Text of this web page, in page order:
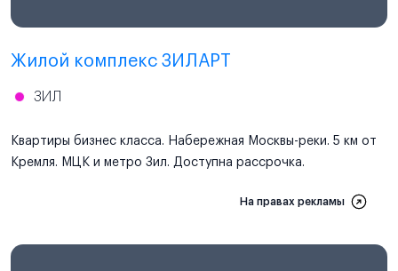
Жилой комплекс ЗИЛАРТ
ЗИЛ
Квартиры бизнес класса. Набережная Москвы-реки. 5 км от
Кремля. МЦК и метро Зил. Доступна рассрочка.
На правах рекламы